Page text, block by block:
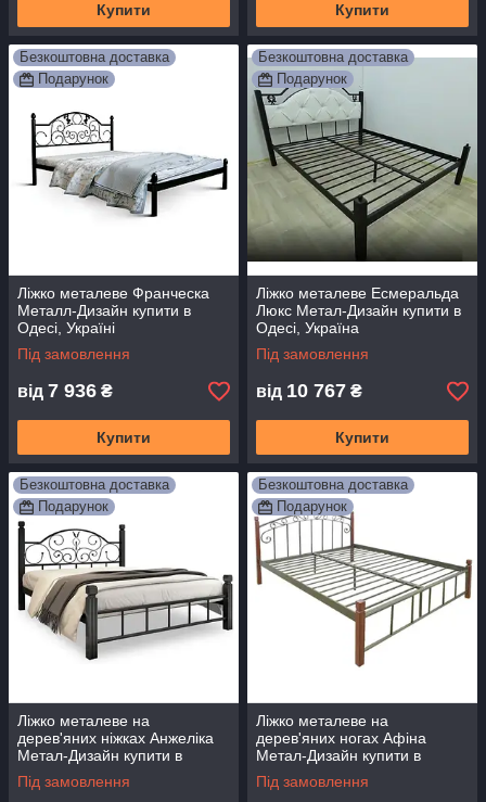
Купити Купити
Безкоштовна доставка
Подарунок
Ліжко металеве Франческа
Металл-Дизайн купити в
Одесі, Україні
Під замовлення
від 7 936 ₴
Купити
Безкоштовна доставка
Подарунок
Ліжко металеве Есмеральда
Люкс Метал-Дизайн купити в
Одесі, Україна
Під замовлення
від 10 767 ₴
Купити
Безкоштовна доставка
Подарунок
Ліжко металеве на
дерев'яних ніжках Анжеліка
Метал-Дизайн купити в
Одесі, Україні
Під замовлення
Безкоштовна доставка
Подарунок
Ліжко металеве на
дерев'яних ногах Афіна
Метал-Дизайн купити в
Одесі, Україні
Під замовлення